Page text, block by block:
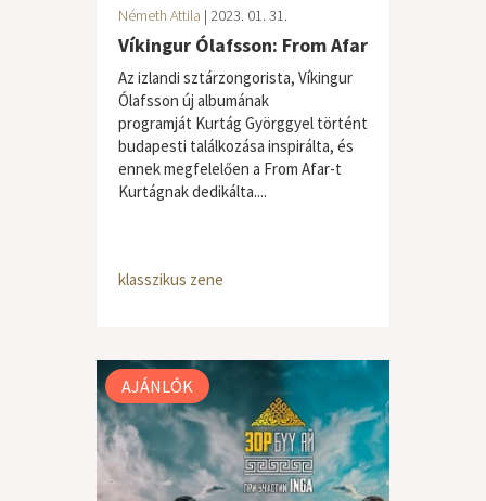
Németh Attila | 2023. 01. 31.
Víkingur Ólafsson: From Afar
Az izlandi sztárzongorista, Víkingur
Ólafsson új albumának
programját Kurtág Györggyel történt
budapesti találkozása inspirálta, és
ennek megfelelően a From Afar-t
Kurtágnak dedikálta....
klasszikus zene
AJÁNLÓK